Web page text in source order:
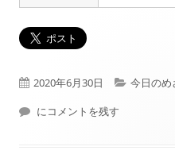
公
開
2020年6月30日
カ
今日のめ
本日（2020年06月30日）フ
にコメントを残す